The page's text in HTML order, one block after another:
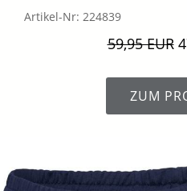
Artikel-Nr: 224839
59,95 EUR
ZUM